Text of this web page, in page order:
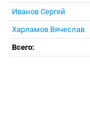
Иванов Сергей
Харламов Вячеслав
Всего: